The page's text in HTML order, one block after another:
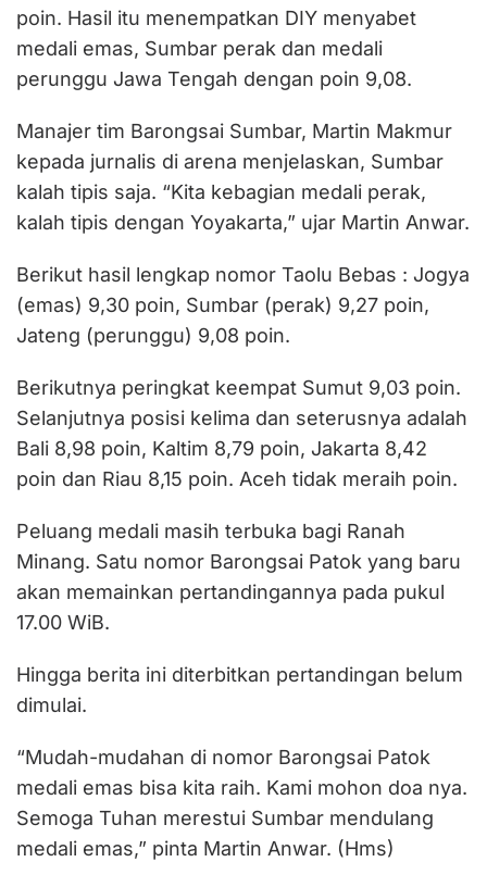
poin. Hasil itu menempatkan DIY menyabet
medali emas, Sumbar perak dan medali
perunggu Jawa Tengah dengan poin 9,08.
Manajer tim Barongsai Sumbar, Martin Makmur
kepada jurnalis di arena menjelaskan, Sumbar
kalah tipis saja. “Kita kebagian medali perak,
kalah tipis dengan Yoyakarta,” ujar Martin Anwar.
Berikut hasil lengkap nomor Taolu Bebas : Jogya
(emas) 9,30 poin, Sumbar (perak) 9,27 poin,
Jateng (perunggu) 9,08 poin.
Berikutnya peringkat keempat Sumut 9,03 poin.
Selanjutnya posisi kelima dan seterusnya adalah
Bali 8,98 poin, Kaltim 8,79 poin, Jakarta 8,42
poin dan Riau 8,15 poin. Aceh tidak meraih poin.
Peluang medali masih terbuka bagi Ranah
Minang. Satu nomor Barongsai Patok yang baru
akan memainkan pertandingannya pada pukul
17.00 WiB.
Hingga berita ini diterbitkan pertandingan belum
dimulai.
“Mudah-mudahan di nomor Barongsai Patok
medali emas bisa kita raih. Kami mohon doa nya.
Semoga Tuhan merestui Sumbar mendulang
medali emas,” pinta Martin Anwar. (Hms)